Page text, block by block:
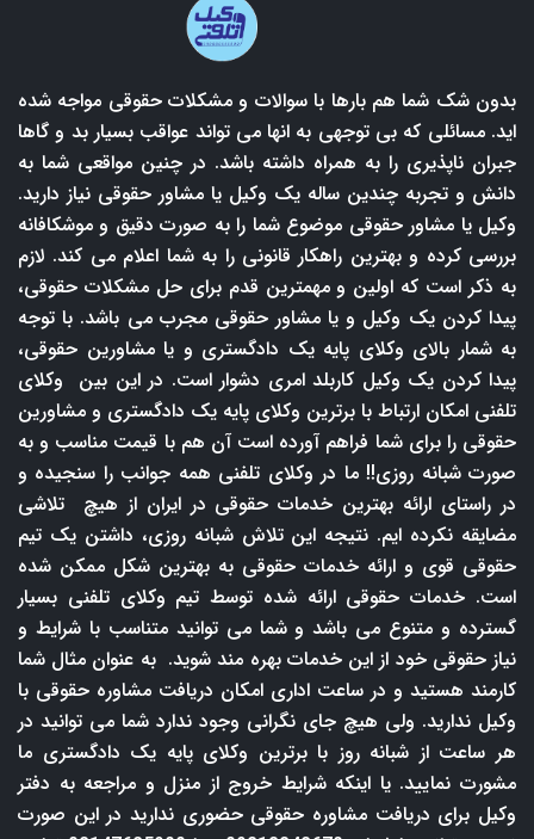
بدون شک شما هم بارها با سوالات و مشکلات حقوقی مواجه شده
اید. مسائلی که بی توجهی به انها می تواند عواقب بسیار بد و گاها
جبران ناپذیری را به همراه داشته باشد. در چنین مواقعی شما به
دانش و تجربه چندین ساله یک وکیل یا مشاور حقوقی نیاز دارید.
وکیل یا مشاور حقوقی موضوع شما را به صورت دقیق و موشکافانه
بررسی کرده و بهترین راهکار قانونی را به شما اعلام می کند. لازم
به ذکر است که اولین و مهمترین قدم برای حل مشکلات حقوقی،
پیدا کردن یک وکیل و یا مشاور حقوقی مجرب می باشد. با توجه
به شمار بالای وکلای پایه یک دادگستری و یا مشاورین حقوقی،
پیدا کردن یک وکیل کاربلد امری دشوار است. در این بین وکلای
تلفنی امکان ارتباط با برترین وکلای پایه یک دادگستری و مشاورین
حقوقی را برای شما فراهم آورده است آن هم با قیمت مناسب و به
صورت شبانه روزی!! ما در وکلای تلفنی همه جوانب را سنجیده و
در راستای ارائه بهترین خدمات حقوقی در ایران از هیچ تلاشی
مضایقه نکرده ایم. نتیجه این تلاش شبانه روزی، داشتن یک تیم
حقوقی قوی و ارائه خدمات حقوقی به بهترین شکل ممکن شده
است. خدمات حقوقی ارائه شده توسط تیم وکلای تلفنی بسیار
گسترده و متنوع می باشد و شما می توانید متناسب با شرایط و
نیاز حقوقی خود از این خدمات بهره مند شوید. به عنوان مثال شما
کارمند هستید و در ساعت اداری امکان دریافت مشاوره حقوقی با
وکیل ندارید. ولی هیچ جای نگرانی وجود ندارد شما می توانید در
هر ساعت از شبانه روز با برترین وکلای پایه یک دادگستری ما
مشورت نمایید. یا اینکه شرایط خروج از منزل و مراجعه به دفتر
وکیل برای دریافت مشاوره حقوقی حضوری ندارید در این صورت